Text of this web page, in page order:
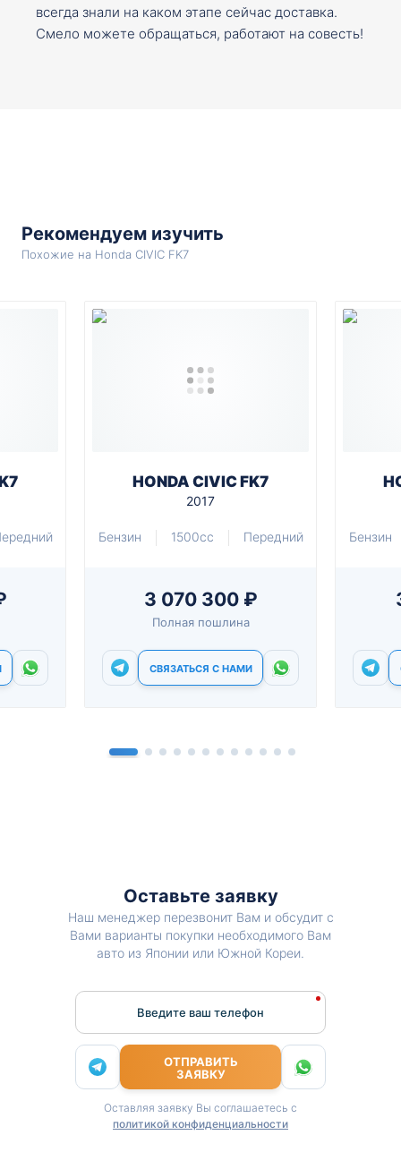
всегда знали на каком этапе сейчас доставка.
Смело можете обращаться, работают на совесть!
Рекомендуем изучить
Похожие на Honda CIVIC FK7
HONDA CIVIC FK7
2017
Бензин 1500cc Передний
3 070 300 ₽
Полная пошлина
СВЯЗАТЬСЯ С НАМИ
Бензин
Оставьте заявку
Наш менеджер перезвонит Вам и обсудит с
Вами варианты покупки необходимого Вам
авто из Японии или Южной Кореи.
Введите ваш телефон
ОТПРАВИТЬ
ЗАЯВКУ
Оставляя заявку Вы соглашаетесь с
политикой конфиденциальности